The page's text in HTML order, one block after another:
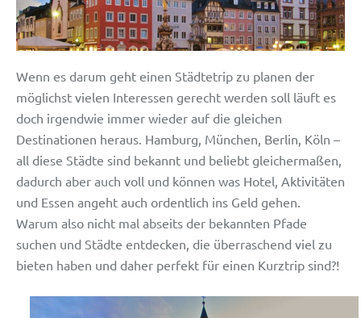
Wenn es darum geht einen Städtetrip zu planen der
möglichst vielen Interessen gerecht werden soll läuft es
doch irgendwie immer wieder auf die gleichen
Destinationen heraus. Hamburg, München, Berlin, Köln –
all diese Städte sind bekannt und beliebt gleichermaßen,
dadurch aber auch voll und können was Hotel, Aktivitäten
und Essen angeht auch ordentlich ins Geld gehen.
Warum also nicht mal abseits der bekannten Pfade
suchen und Städte entdecken, die überraschend viel zu
bieten haben und daher perfekt für einen Kurztrip sind?!